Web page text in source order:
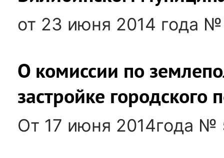
от 23 июня 2014 года
О комиссии по
застройке городского
От 17 июня 2014года №